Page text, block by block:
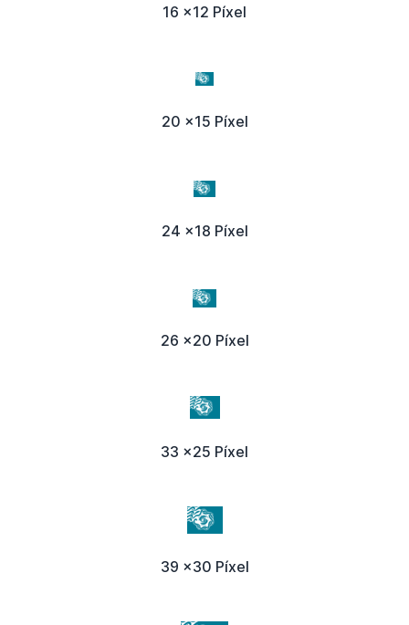
16 x12 Píxel
20 x15 Píxel
24 x18 Píxel
26 x20 Píxel
33 x25 Píxel
39 x30 Píxel